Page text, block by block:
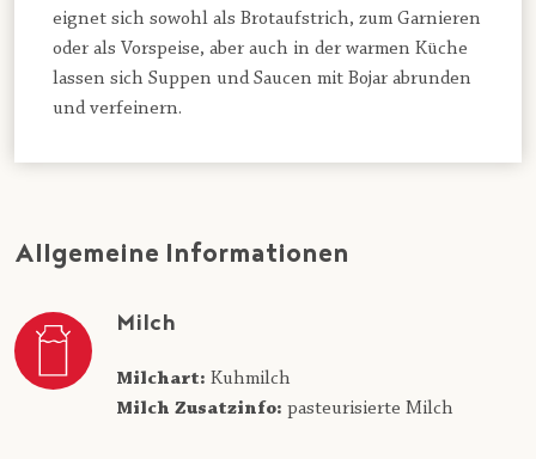
eignet sich sowohl als Brotaufstrich, zum Garnieren
oder als Vorspeise, aber auch in der warmen Küche
lassen sich Suppen und Saucen mit Bojar abrunden
und verfeinern.
Allgemeine Informationen
Milch
Milchart: Kuhmilch
Milch Zusatzinfo: pasteurisierte Milch